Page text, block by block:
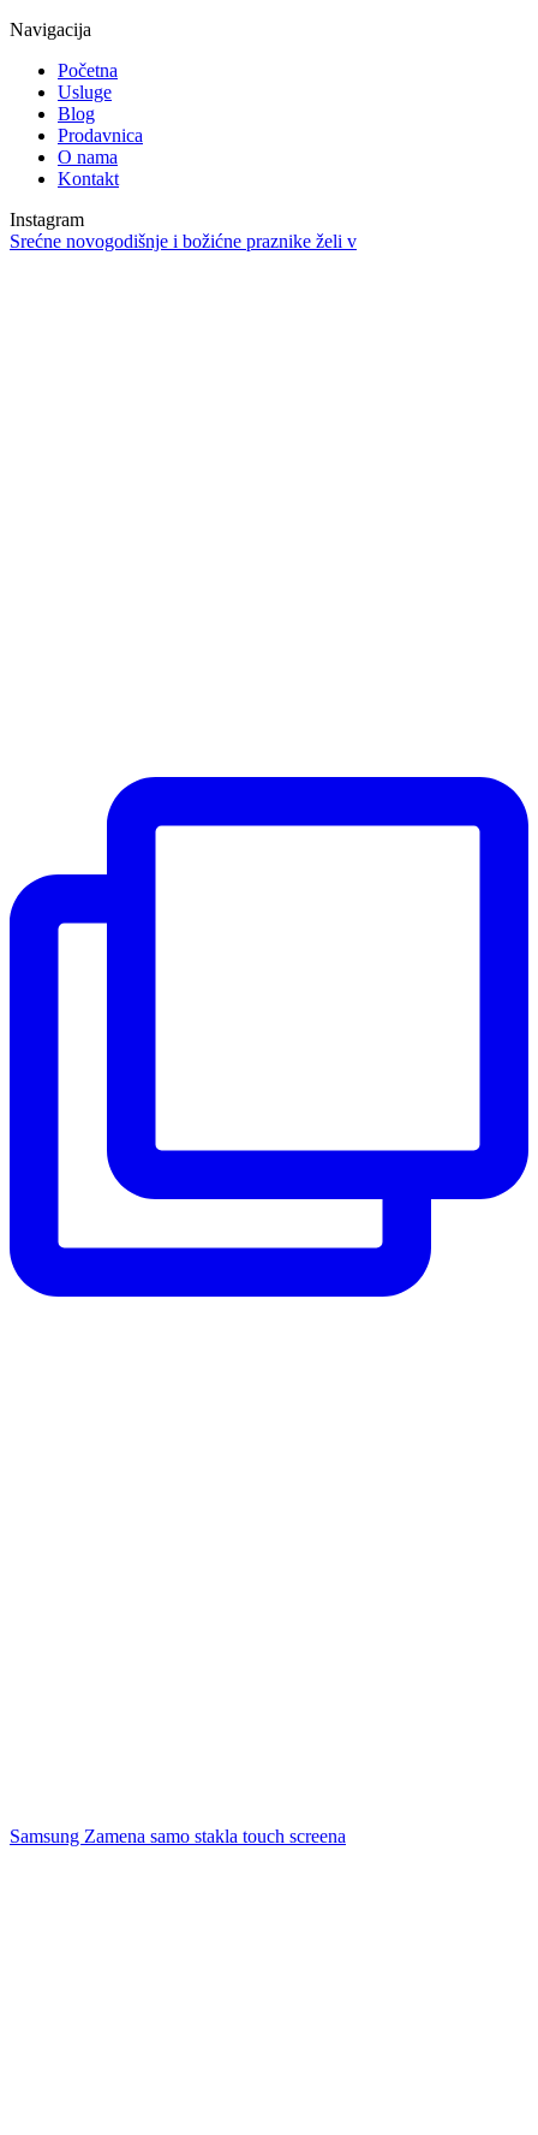
Navigacija
Početna
Usluge
Blog
Prodavnica
O nama
Kontakt
Instagram
Srećne novogodišnje i božićne praznike želi v
Samsung Zamena samo stakla touch screena